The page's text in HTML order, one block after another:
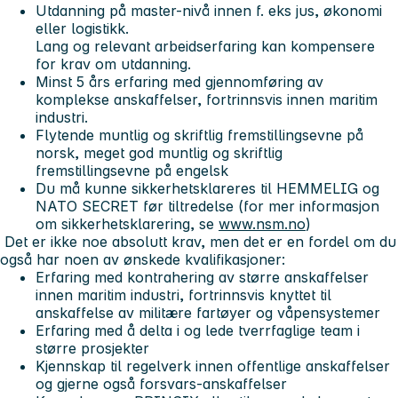
Utdanning på master-nivå innen f. eks jus, økonomi
eller logistikk.
Lang og relevant arbeidserfaring kan kompensere
for krav om utdanning.
Minst 5 års erfaring med gjennomføring av
komplekse anskaffelser, fortrinnsvis innen maritim
industri.
Flytende muntlig og skriftlig fremstillingsevne på
norsk, meget god muntlig og skriftlig
fremstillingsevne på engelsk
Du må kunne sikkerhetsklareres til HEMMELIG og
NATO SECRET før tiltredelse (for mer informasjon
om sikkerhetsklarering, se www.nsm.no)
Det er ikke noe absolutt krav, men det er en fordel om du
også har noen av ønskede kvalifikasjoner:
Erfaring med kontrahering av større anskaffelser
innen maritim industri, fortrinnsvis knyttet til
anskaffelse av militære fartøyer og våpensystemer
Erfaring med å delta i og lede tverrfaglige team i
større prosjekter
Kjennskap til regelverk innen offentlige anskaffelser
og gjerne også forsvars-anskaffelser